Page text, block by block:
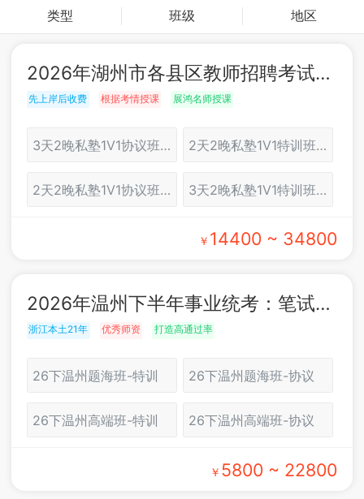
类型 班级 地区
2026年湖州市各县区教师招聘考试：面试培训
先上岸后收费 根据考情授课 展鸿名师授课
3天2晚私塾1V1协议班（湖州） 2天2晚私塾1V1特训班（湖州）
2天2晚私塾1V1协议班（湖州） 3天2晚私塾1V1特训班（湖州）
￥ 14400 ~ 34800
2026年温州下半年事业统考：笔试培训
浙江本土21年 优秀师资 打造高通过率
26下温州题海班-特训 26下温州题海班-协议
26下温州高端班-特训 26下温州高端班-协议
￥ 5800 ~ 22800